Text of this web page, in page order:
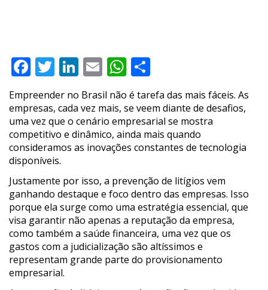
Facebook
Twitter
LinkedIn
EmailWhatsApp
Empreender no Brasil não é tarefa das mais fáceis. As
empresas, cada vez mais, se veem diante de desafios,
uma vez que o cenário empresarial se mostra
competitivo e dinâmico, ainda mais quando
consideramos as inovações constantes de tecnologia
disponíveis.
Justamente por isso, a prevenção de litígios vem
ganhando destaque e foco dentro das empresas. Isso
porque ela surge como uma estratégia essencial, que
visa garantir não apenas a reputação da empresa,
como também a saúde financeira, uma vez que os
gastos com a judicialização são altíssimos e
representam grande parte do provisionamento
empresarial.